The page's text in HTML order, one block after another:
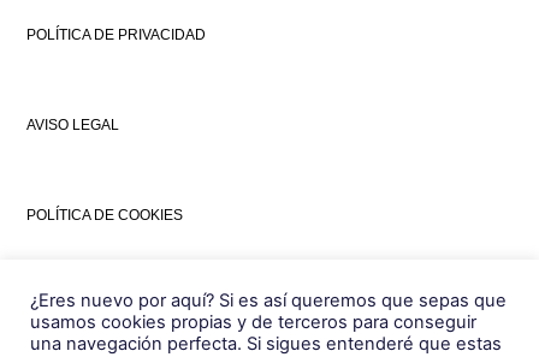
POLÍTICA DE PRIVACIDAD
AVISO LEGAL
POLÍTICA DE COOKIES
info@fbabogadosyasociados.com
¿Eres nuevo por aquí? Si es así queremos que sepas que
usamos cookies propias y de terceros para conseguir
una navegación perfecta. Si sigues entenderé que estas